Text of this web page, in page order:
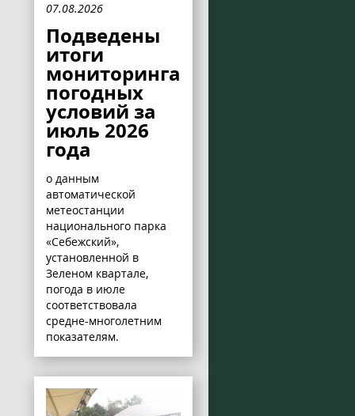
07.08.2026
Подведены
итоги
мониторинга
погодных
условий за
июль 2026
года
о данным
автоматической
метеостанции
национального парка
«Себежский»,
установленной в
Зеленом квартале,
погода в июле
соответствовала
средне-многолетним
показателям.